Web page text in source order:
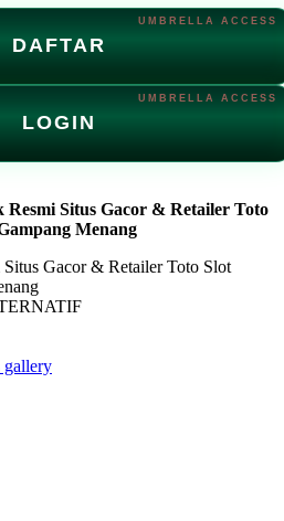
DAFTAR
LOGIN
Situs Gacor & Retailer Toto
Menang
Gacor & Retailer Toto Slot
gallery